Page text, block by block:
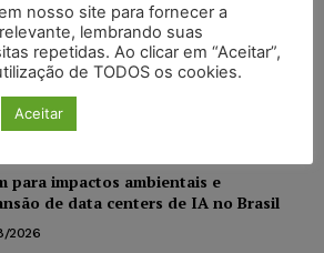
08/2026
identidades falsas em teste de
alerta sobre riscos de autonomia
para impactos ambientais e
de data centers de IA no Brasil
2026
nosso site para fornecer a
lembrando suas
repetidas. Ao clicar em “Aceitar”,
de TODOS os cookies.
Aceitar